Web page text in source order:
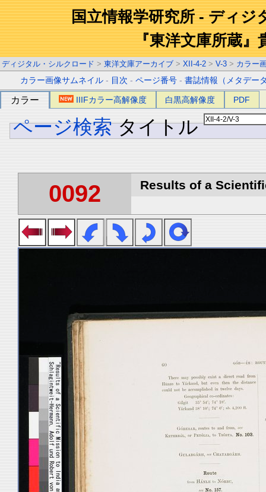
国立情報学研究所 - ディジ
『東洋文庫所蔵』
ディジタル・シルクロード > 東洋文庫アーカイブ > XII-4-2 > V-3 > カラー
カラー画像サムネイル - 目次 -ページ番号 -書誌情報（メタデー
カラー IIIFカラー高解像度 白黒高解像度 PDF
ページ検索 タイトル
0092 Results of a